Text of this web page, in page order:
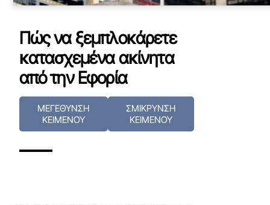
Πώς να ξεμπλοκάρετε
κατασχεμένα ακίνητα
από την Εφορία
ΜΕΓΕΘΥΝΣΗ
ΚΕΙΜΕΝΟΥ
ΣΜΙΚΡΥΝΣΗ
ΚΕΙΜΕΝΟΥ